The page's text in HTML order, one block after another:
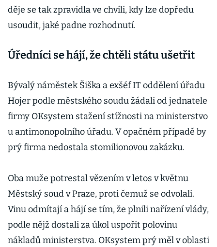
děje se tak zpravidla ve chvíli, kdy lze dopředu
usoudit, jaké padne rozhodnutí.
Úředníci se hájí, že chtěli státu ušetřit
Bývalý náměstek Šiška a exšéf IT oddělení úřadu
Hojer podle městského soudu žádali od jednatele
firmy OKsystem stažení stížnosti na ministerstvo
u antimonopolního úřadu. V opačném případě by
prý firma nedostala stomilionovou zakázku.
Oba muže potrestal vězením v letos v květnu
Městský soud v Praze, proti čemuž se odvolali.
Vinu odmítají a hájí se tím, že plnili nařízení vlády,
podle nějž dostali za úkol uspořit polovinu
nákladů ministerstva. OKsystem prý měl v oblasti